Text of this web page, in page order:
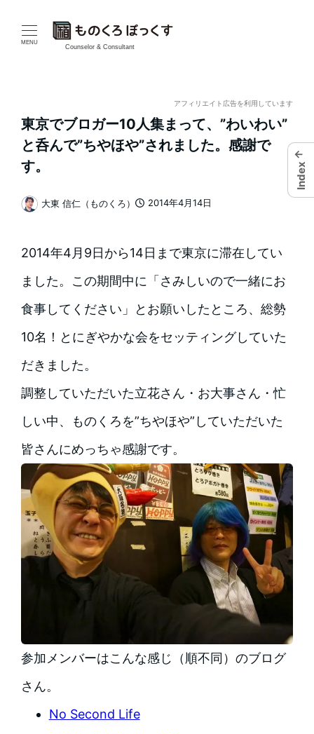
MENU
Counselor & Consultant
アフィリエイト広告を利用しています
東京でブロガー10人集まって、”わいわい”
と呑んで”ちやほや”されました。感謝で
す。
2014年4月14日
著
大東 信仁（ものくろ）
2014年4月9日から14日まで東京に滞在してい
ました。この期間中に「さみしいので一緒にお
食事してください」とお願いしたところ、総勢
10名！とにぎやかな会をセッティングしていた
だきました。
調整していただいた立花さん・お大事さん・忙
しい中、ものくろを”ちやほや”していただいた
皆さんにめっちゃ感謝です。
参加メンバーはこんな感じ（順不同）のブログ
さん。
No Second Life
←
Index